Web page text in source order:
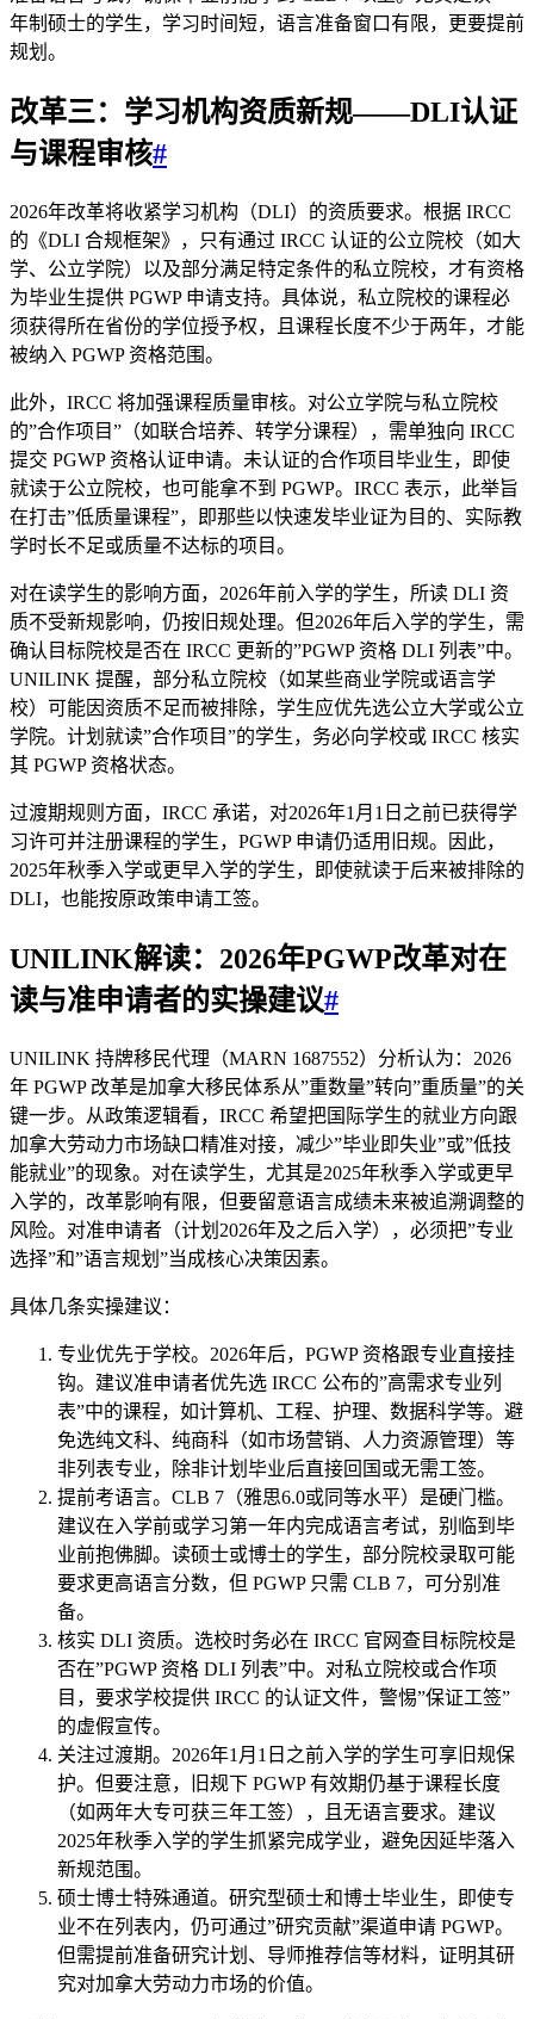
年制硕士的学生，学习时间短，语言准备窗口有限，更要提前
规划。
改革三：学习机构资质新规——DLI认证
与课程审核#
2026年改革将收紧学习机构（DLI）的资质要求。根据 IRCC
的《DLI 合规框架》，只有通过 IRCC 认证的公立院校（如大
学、公立学院）以及部分满足特定条件的私立院校，才有资格
为毕业生提供 PGWP 申请支持。具体说，私立院校的课程必
须获得所在省份的学位授予权，且课程长度不少于两年，才能
被纳入 PGWP 资格范围。
此外，IRCC 将加强课程质量审核。对公立学院与私立院校
的”合作项目”（如联合培养、转学分课程），需单独向 IRCC
提交 PGWP 资格认证申请。未认证的合作项目毕业生，即使
就读于公立院校，也可能拿不到 PGWP。IRCC 表示，此举旨
在打击”低质量课程”，即那些以快速发毕业证为目的、实际教
学时长不足或质量不达标的项目。
对在读学生的影响方面，2026年前入学的学生，所读 DLI 资
质不受新规影响，仍按旧规处理。但2026年后入学的学生，需
确认目标院校是否在 IRCC 更新的”PGWP 资格 DLI 列表”中。
UNILINK 提醒，部分私立院校（如某些商业学院或语言学
校）可能因资质不足而被排除，学生应优先选公立大学或公立
学院。计划就读”合作项目”的学生，务必向学校或 IRCC 核实
其 PGWP 资格状态。
过渡期规则方面，IRCC 承诺，对2026年1月1日之前已获得学
习许可并注册课程的学生，PGWP 申请仍适用旧规。因此，
2025年秋季入学或更早入学的学生，即使就读于后来被排除的
DLI，也能按原政策申请工签。
UNILINK解读：2026年PGWP改革对在
读与准申请者的实操建议#
UNILINK 持牌移民代理（MARN 1687552）分析认为：2026
年 PGWP 改革是加拿大移民体系从”重数量”转向”重质量”的关
键一步。从政策逻辑看，IRCC 希望把国际学生的就业方向跟
加拿大劳动力市场缺口精准对接，减少”毕业即失业”或”低技
能就业”的现象。对在读学生，尤其是2025年秋季入学或更早
入学的，改革影响有限，但要留意语言成绩未来被追溯调整的
风险。对准申请者（计划2026年及之后入学），必须把”专业
选择”和”语言规划”当成核心决策因素。
具体几条实操建议：
专业优先于学校。2026年后，PGWP 资格跟专业直接挂
钩。建议准申请者优先选 IRCC 公布的”高需求专业列
表”中的课程，如计算机、工程、护理、数据科学等。避
免选纯文科、纯商科（如市场营销、人力资源管理）等
非列表专业，除非计划毕业后直接回国或无需工签。
提前考语言。CLB 7（雅思6.0或同等水平）是硬门槛。
建议在入学前或学习第一年内完成语言考试，别临到毕
业前抱佛脚。读硕士或博士的学生，部分院校录取可能
要求更高语言分数，但 PGWP 只需 CLB 7，可分别准
备。
核实 DLI 资质。选校时务必在 IRCC 官网查目标院校是
否在”PGWP 资格 DLI 列表”中。对私立院校或合作项
目，要求学校提供 IRCC 的认证文件，警惕”保证工签”
的虚假宣传。
关注过渡期。2026年1月1日之前入学的学生可享旧规保
护。但要注意，旧规下 PGWP 有效期仍基于课程长度
（如两年大专可获三年工签），且无语言要求。建议
2025年秋季入学的学生抓紧完成学业，避免因延毕落入
新规范围。
硕士博士特殊通道。研究型硕士和博士毕业生，即使专
业不在列表内，仍可通过”研究贡献”渠道申请 PGWP。
但需提前准备研究计划、导师推荐信等材料，证明其研
究对加拿大劳动力市场的价值。